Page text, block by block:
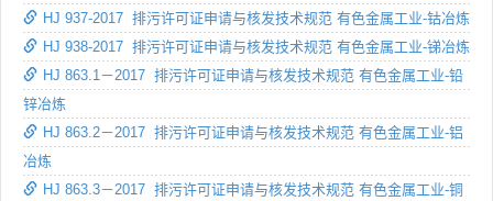
HJ 937-2017 排污许可证申请与核发技术规范 有色金属工业-钴冶炼
HJ 938-2017 排污许可证申请与核发技术规范 有色金属工业-锑冶炼
HJ 863.1－2017 排污许可证申请与核发技术规范 有色金属工业-铅
锌冶炼
HJ 863.2－2017 排污许可证申请与核发技术规范 有色金属工业-铝
冶炼
HJ 863.3－2017 排污许可证申请与核发技术规范 有色金属工业-铜